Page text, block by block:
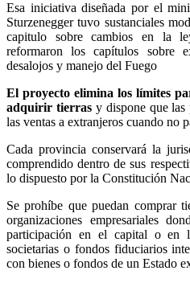
Esa iniciativa diseñada por el
Sturzenegger tuvo sustanciales
capitulo sobre cambios en la
reformaron los capítulos sobre
desalojos y manejo del Fuego
El proyecto elimina los límites
adquirir tierras y dispone que las
las ventas a extranjeros cuando no
Cada provincia conservará la
comprendido dentro de sus
lo dispuesto por la Constitución
Se prohíbe que puedan comprar
organizaciones empresariales
participación en el capital o en
societarias o fondos fiduciarios
con bienes o fondos de un Estado